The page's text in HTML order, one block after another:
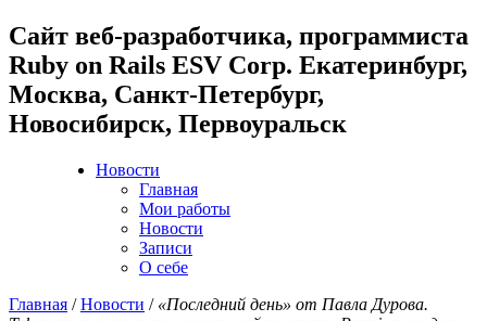
Cайт веб-разработчика, программиста
Ruby on Rails ESV Corp. Екатеринбург,
Москва, Санкт-Петербург,
Новосибирск, Первоуральск
Новости
Главная
Мои работы
Новости
Записи
О себе
Главная /Новости / «Последний день» от Павла Дурова.